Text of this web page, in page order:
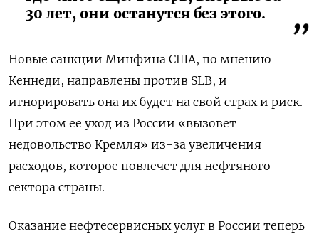
30 лет, они останутся без этого.
Новые санкции Минфина США, по мнению
Кеннеди, направлены против SLB, и
игнорировать она их будет на свой страх и риск.
При этом ее уход из России «вызовет
недовольство Кремля» из-за увеличения
расходов, которое повлечет для нефтяного
сектора страны.
Оказание нефтесервисных услуг в России теперь